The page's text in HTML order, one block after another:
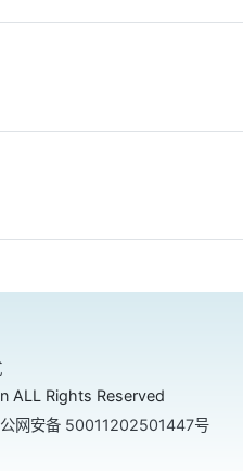
ALL Rights Reserved
网安备 50011202501447号